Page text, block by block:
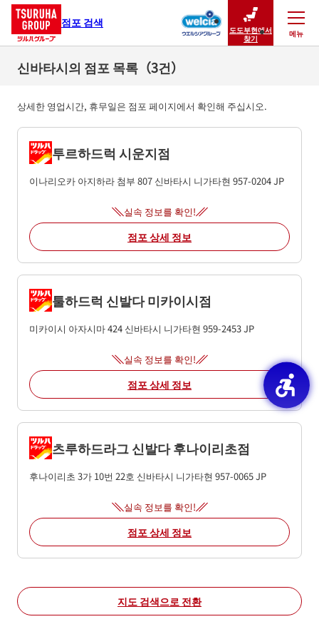
점포 검색
도도부현에서
찾기
메뉴
닫기
신바타시의 점포 목록（3건）
상세한 영업시간, 휴무일은 점포 페이지에서 확인해 주십시오.
투르하드럭 시운지점
이나리오카 아지하라 첨부 807 신바타시 니가타현 957-0204JP
실속 정보를 확인!
점포 상세 정보
툴하드럭 신발다 미카이시점
미카이시 아자시마 424 신바타시 니가타현 959-2453JP
실속 정보를 확인!
점포 상세 정보
츠루하드라그 신발다 후나이리초점
후나이리초 3가 10번 22호 신바타시 니가타현 957-0065JP
실속 정보를 확인!
점포 상세 정보
지도 검색으로 전환